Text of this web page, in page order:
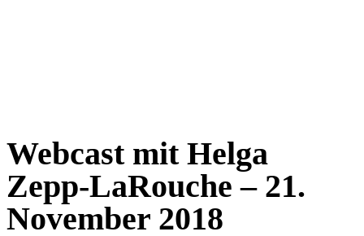
Webcast mit Helga
Zepp-LaRouche – 21.
November 2018